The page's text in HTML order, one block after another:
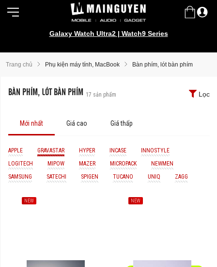
Galaxy Watch Ultra2 | Watch9 Series
Trang chủ Phụ kiện máy tính, MacBook Bàn phím, lót bàn phím
BÀN PHÍM, LÓT BÀN PHÍM 17 sản phẩm Lọc
Mới nhất Giá cao Giá thấp
APPLE GRAVASTAR HYPER INCASE
INNOSTYLE
LOGITECH
MIPOW MAZER MICROPACK
NEWMEN
SAMSUNG
SATECHI SPIGEN TUCANO UNIQ ZAGG
NEW NEW